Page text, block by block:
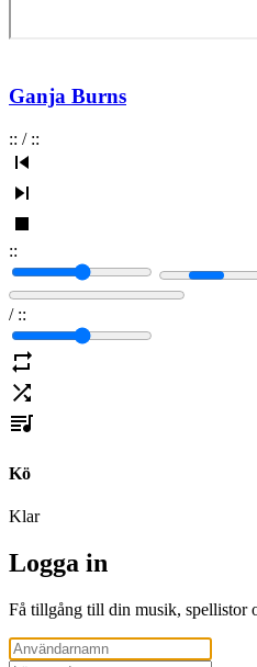
Ganja Burns
:: / ::
::
/ ::
Kö
Klar
Logga in
Få tillgång till din musik, spellistor